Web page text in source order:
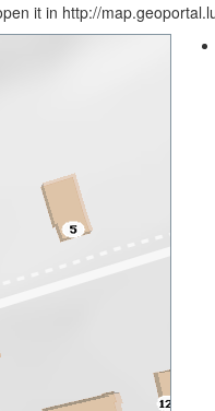
it in http://